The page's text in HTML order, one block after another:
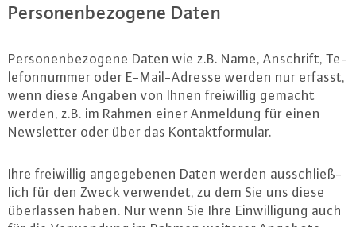
Per­so­nen­be­zo­ge­ne Daten
Per­so­nen­be­zo­ge­ne Daten wie z.B. Name, Anschrift, Te­
le­fon­num­mer oder E-Mail-Adres­se werden nur erfasst,
wenn diese Angaben von Ihnen frei­wil­lig gemacht
werden, z.B. im Rahmen einer Anmeldung für einen
News­let­ter oder über das Kon­takt­for­mu­lar.
Ihre frei­wil­lig an­ge­ge­be­nen Daten werden aus­schließ­
lich für den Zweck verwendet, zu dem Sie uns diese
über­las­sen haben. Nur wenn Sie Ihre Ein­wil­li­gung auch